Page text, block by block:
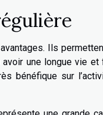
Ils
une longue vie
bénéfique sur